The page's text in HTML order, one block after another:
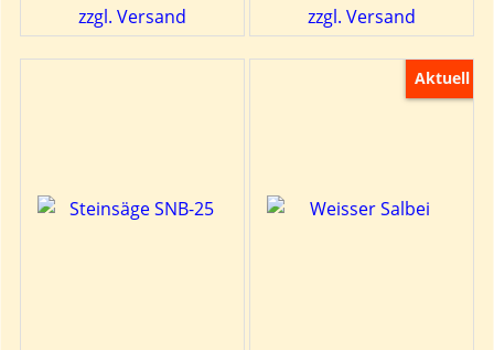
zzgl. Versand zzgl. Versand
Aktuell